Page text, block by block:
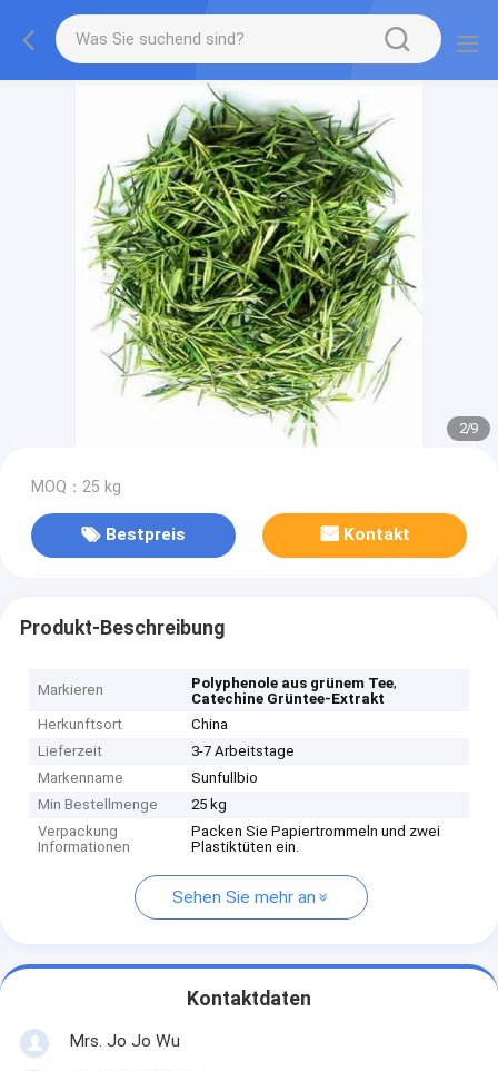
2/9
MOQ：25 kg
Bestpreis Kontakt
Produkt-Beschreibung
Markieren Polyphenole aus grünem Tee,
Catechine Grüntee-Extrakt
Herkunftsort
China
Lieferzeit
3-7 Arbeitstage
Markenname
Sunfullbio
Min Bestellmenge
25 kg
Verpackung
Informationen
Packen Sie Papiertrommeln und zwei
Plastiktüten ein.
Sehen Sie mehr an
Kontaktdaten
Mrs. Jo Jo Wu